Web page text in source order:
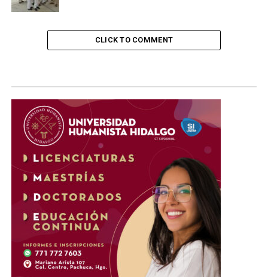
CLICK TO COMMENT